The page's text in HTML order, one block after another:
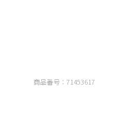
商品番号： 71453617